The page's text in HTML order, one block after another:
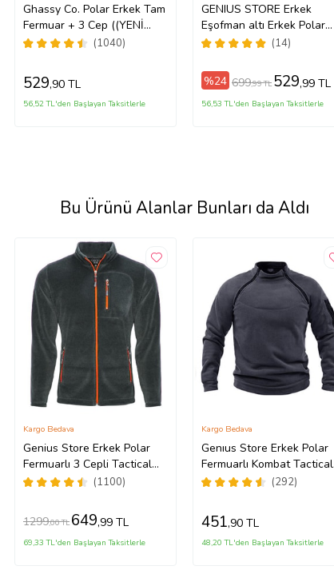
Ghassy Co. Polar Erkek Tam
Fermuar + 3 Cep ((YENİ
SEZON)) (Beyaz)(1040)
529,90 TL
56,52 TL'den Başlayan Taksitlerle
GENIUS STORE Erkek
Eşofman altı Erkek Polar
Oversize Polar (Füme)
(14)
%24 699,99 TL 529,99 TL
56,53 TL'den Başlayan Taksitlerle
Bu Ürünü Alanlar Bunları da Aldı
Genius Store Erkek Polar
Fermuarlı 3 Cepli Tactical
Fleece (11 Renk) (Füme)
(1100)
Kargo Bedava
1299,00 TL 649,99 TL
69,33 TL'den Başlayan Taksitlerle
Genıus Store Erkek Polar
Fermuarlı Kombat Tactical
Cepli Outdoor Polar (Füme)
(292)
Kargo Bedava
451,90 TL
48,20 TL'den Başlayan Taksitlerle